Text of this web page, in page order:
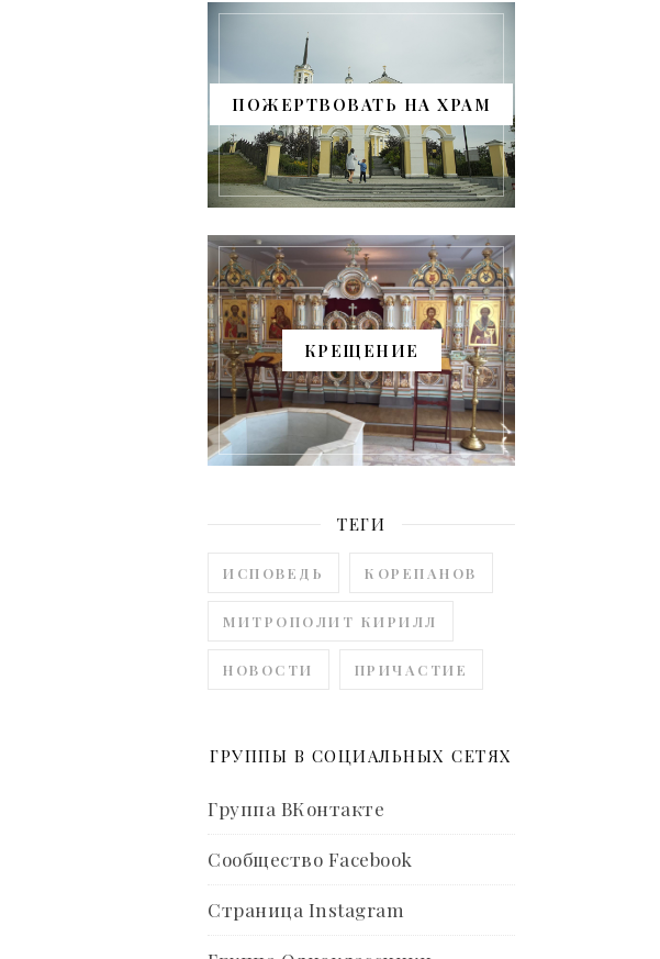
ПОЖЕРТВОВАТЬ НА ХРАМ
КРЕЩЕНИЕ
ТЕГИ
ИСПОВЕДЬ КОРЕПАНОВ
МИТРОПОЛИТ КИРИЛЛ
НОВОСТИ ПРИЧАСТИЕ
ГРУППЫ В СОЦИАЛЬНЫХ СЕТЯХ
Группа ВКонтакте
Сообщество Facebook
Страница Instagram